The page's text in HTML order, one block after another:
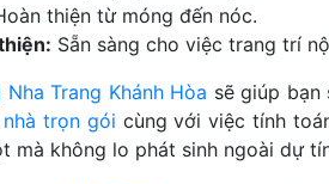
thiện từ móng đến nóc.
Sẵn sàng cho việc trang trí
Trang Khánh Hòa sẽ giúp
trọn gói cùng với việc tính
mà không lo phát sinh ngoài dự